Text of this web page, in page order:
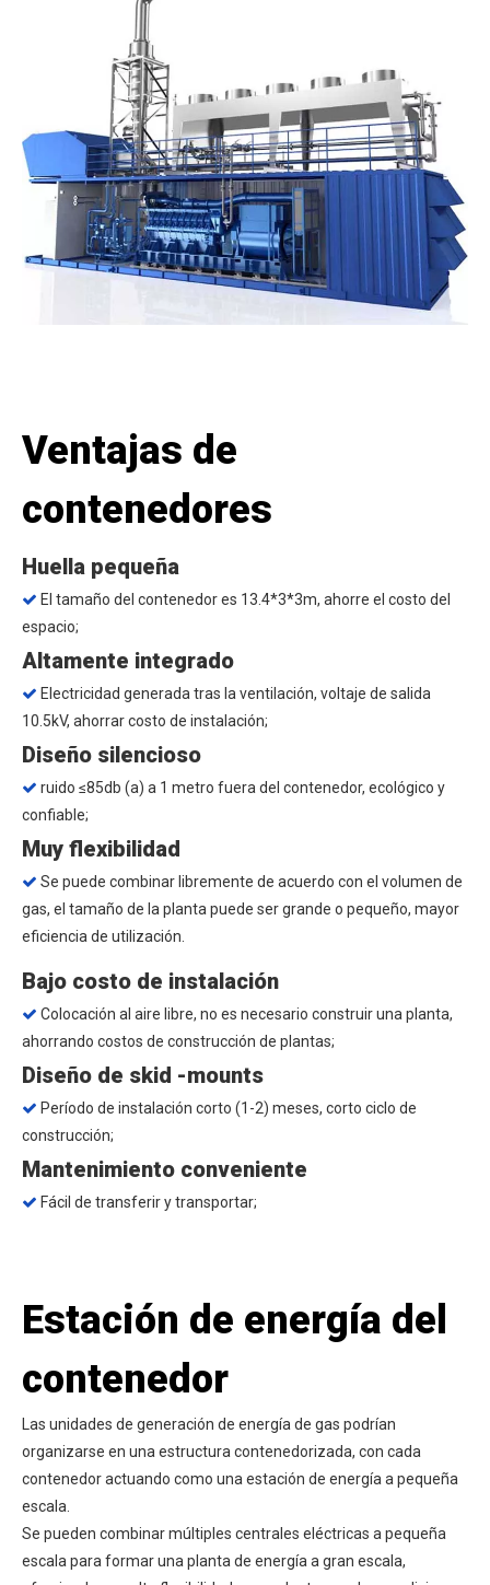
Ventajas de
contenedores
Huella pequeña
 El tamaño del contenedor es 13.4*3*3m, ahorre el costo del
espacio;
Altamente integrado
 Electricidad generada tras la ventilación, voltaje de salida
10.5kV, ahorrar costo de instalación;
Diseño silencioso
 ruido ≤85db (a) a 1 metro fuera del contenedor, ecológico y
confiable;
Muy flexibilidad
 Se puede combinar libremente de acuerdo con el volumen de
gas, el tamaño de la planta puede ser grande o pequeño, mayor
eficiencia de utilización.
Bajo costo de instalación
 Colocación al aire libre, no es necesario construir una planta,
ahorrando costos de construcción de plantas;
Diseño de skid -mounts
 Período de instalación corto (1-2) meses, corto ciclo de
construcción;
Mantenimiento conveniente
 Fácil de transferir y transportar;
Estación de energía del
contenedor
Las unidades de generación de energía de gas podrían
organizarse en una estructura contenedorizada, con cada
contenedor actuando como una estación de energía a pequeña
escala.
Se pueden combinar múltiples centrales eléctricas a pequeña
escala para formar una planta de energía a gran escala,